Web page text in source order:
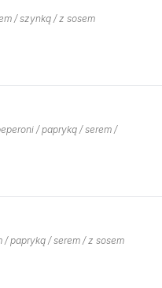
/ szynką / z sosem
/ papryką / serem /
papryką / serem / z sosem